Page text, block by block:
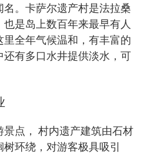
。卡萨尔遗产村是法拉桑
是岛上数百年来最早有人
全年气候温和，有丰富的
有多口水井提供淡水，可
点， 村内遗产建筑由石材
环绕，对游客极具吸引